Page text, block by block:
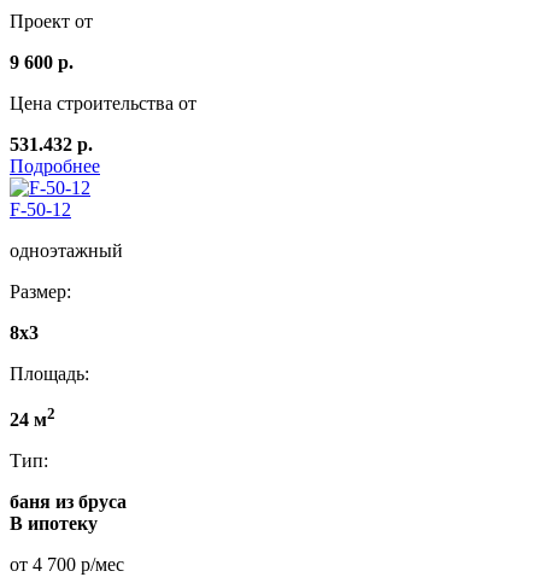
Проект от
9 600 р.
Цена строительства от
531.432 р.
Подробнее
F-50-12
одноэтажный
Размер:
8x3
Площадь:
24 м2
Тип:
баня из бруса
В ипотеку
от 4 700 р/мес